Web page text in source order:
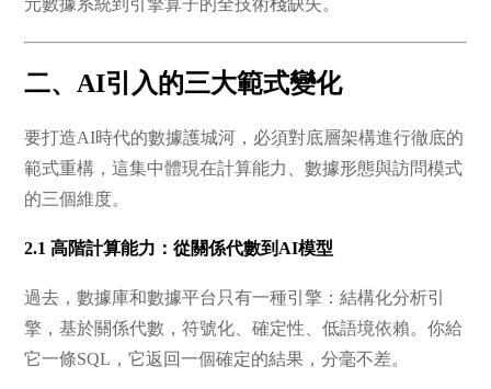
元數據系統到引擎算子的全技術棧缺失。
二、AI引入的三大範式變化
要打造AI時代的數據護城河，必須對底層架構進行徹底的
範式重構，這集中體現在計算能力、數據形態與訪問模式
的三個維度。
2.1 高階計算能力：從關係代數到AI模型
過去，數據庫和數據平台只有一種引擎：結構化分析引
擎，基於關係代數，符號化、確定性、低語境依賴。你給
它一條SQL，它返回一個確定的結果，分毫不差。